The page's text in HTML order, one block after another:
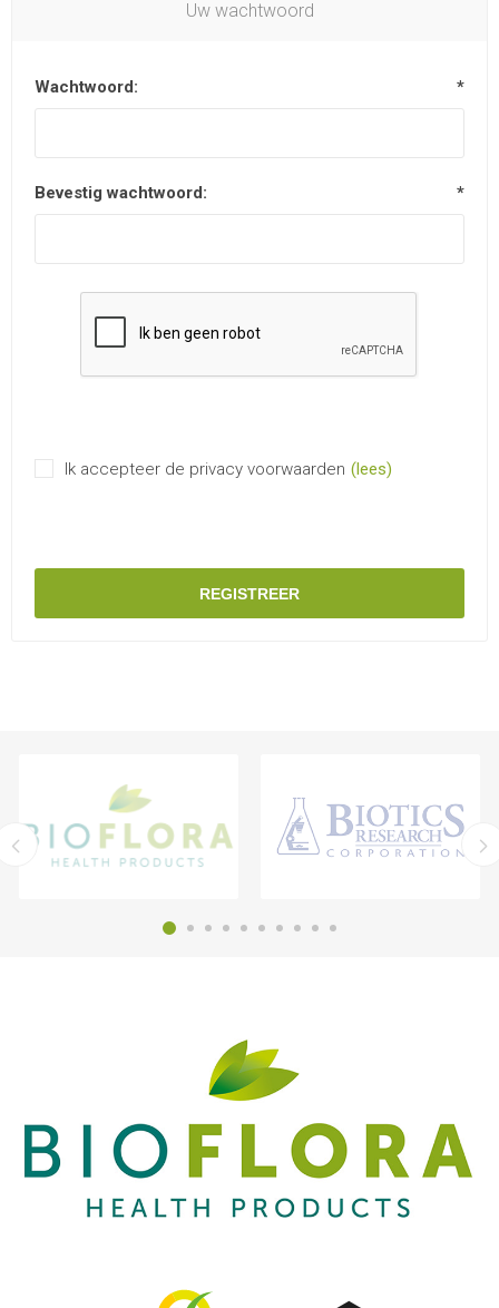
Uw wachtwoord
Wachtwoord: *
Bevestig wachtwoord: *
Ik accepteer de privacy voorwaarden (lees)
REGISTREER